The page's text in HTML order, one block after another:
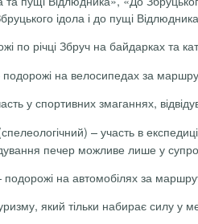
ідола і до пущі
по річці Збруч на байдарках та
подорожі на велосипедах за
у спортивних змаганнях,
– участь в
печер можливе лише у
подорожі на автомобілях за
який тільки набирає силу у